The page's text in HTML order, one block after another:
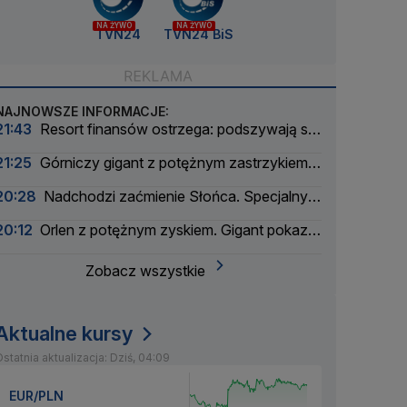
NA ŻYWO
TVN24
NA ŻYWO
TVN24 BiS
INFORMACJE:
Resort finansów ostrzega: podszywają się
Górniczy gigant z potężnym zastrzykiem
Nadchodzi zaćmienie Słońca. Specjalny
Orlen z potężnym zyskiem. Gigant pokazał
Zobacz wszystkie
kursy
aktualizacja: Dziś, 04:09
EUR/PLN